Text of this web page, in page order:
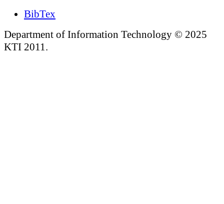
BibTex
Department of Information Technology © 2025
KTI 2011.